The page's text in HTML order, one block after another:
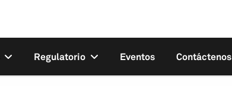
Regulatorio Eventos Contáctenos